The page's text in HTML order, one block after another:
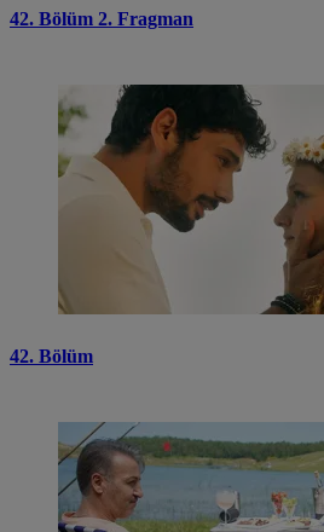
42. Bölüm 2. Fragman
42. Bölüm